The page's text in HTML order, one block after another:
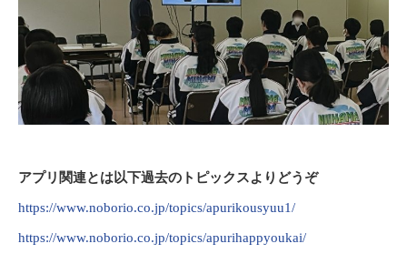
アプリ関連とは以下過去のトピックスよりどうぞ
https://www.noborio.co.jp/topics/apurikousyuu1/
https://www.noborio.co.jp/topics/apurihappyoukai/